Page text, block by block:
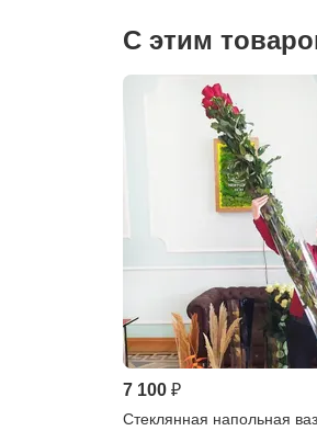
С этим
7 100 ₽
Стеклянная напольная